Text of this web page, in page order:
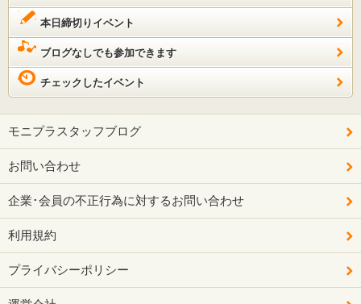
本日締切りイベント
ブログなしでも参加できます
チェックしたイベント
モニプラスタッフブログ
お問い合わせ
企業･会員の不正行為に対するお問い合わせ
利用規約
プライバシーポリシー